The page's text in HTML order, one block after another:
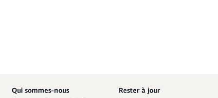
Qui sommes-nous
Rester à jour